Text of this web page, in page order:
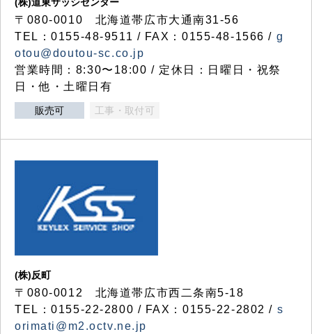
〒080-0010 北海道帯広市大通南31-56
TEL：0155-48-9511 / FAX：0155-48-1566 / g
otou@doutou-sc.co.jp
営業時間：8:30〜18:00 / 定休日：日曜日・祝祭
日・他・土曜日有
販売可 工事・取付可
(株)反町
〒080-0012 北海道帯広市西二条南5-18
TEL：0155-22-2800 / FAX：0155-22-2802 / s
orimati@m2.octv.ne.jp